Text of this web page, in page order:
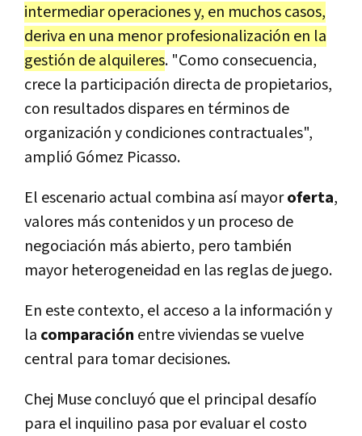
intermediar operaciones y, en muchos casos,
deriva en una menor profesionalización en la
gestión de alquileres. "Como consecuencia,
crece la participación directa de propietarios,
con resultados dispares en términos de
organización y condiciones contractuales",
amplió Gómez Picasso.
El escenario actual combina así mayoroferta,
valores más contenidos y un proceso de
negociación más abierto, pero también
mayor heterogeneidad en las reglas de juego.
En este contexto, el acceso a la información y
la comparación entre viviendas se vuelve
central para tomar decisiones.
Chej Muse concluyó que el principal desafío
para el inquilino pasa por evaluar el costo